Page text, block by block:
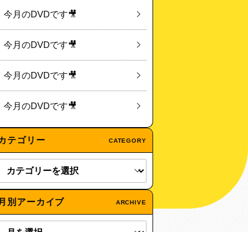
今月のDVDです🎥
今月のDVDです🎥
今月のDVDです🎥
今月のDVDです🎥
テゴリー CATEGORY
月別アーカイブ ARCHIVE